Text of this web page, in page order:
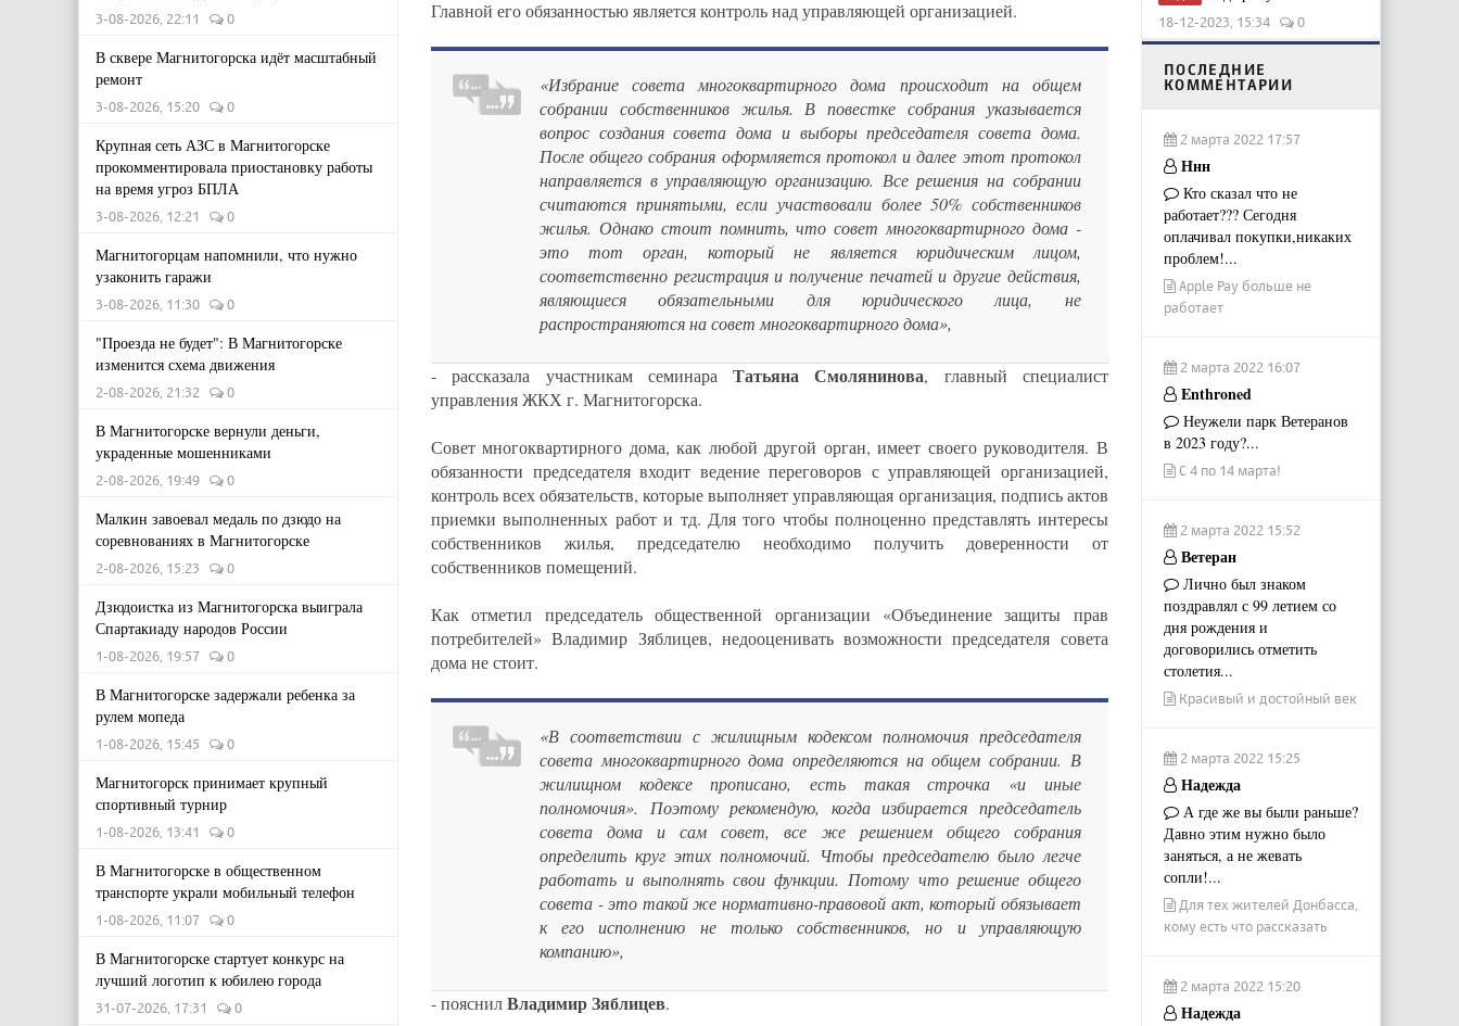
3-08-2026, 22:11 0
В сквере Магнитогорска идёт масштабный
ремонт
3-08-2026, 15:20 0
Крупная сеть АЗС в Магнитогорске
прокомментировала приостановку работы
на время угроз БПЛА
3-08-2026, 12:21 0
Магнитогорцам напомнили, что нужно
узаконить гаражи
3-08-2026, 11:30 0
"Проезда не будет": В Магнитогорске
изменится схема движения
2-08-2026, 21:32 0
В Магнитогорске вернули деньги,
украденные мошенниками
2-08-2026, 19:49 0
Малкин завоевал медаль по дзюдо на
соревнованиях в Магнитогорске
2-08-2026, 15:23 0
Дзюдоистка из Магнитогорска выиграла
Спартакиаду народов России
1-08-2026, 19:57 0
В Магнитогорске задержали ребенка за
рулем мопеда
1-08-2026, 15:45 0
Магнитогорск принимает крупный
спортивный турнир
1-08-2026, 13:41 0
В Магнитогорске в общественном
транспорте украли мобильный телефон
1-08-2026, 11:07 0
В Магнитогорске стартует конкурс на
лучший логотип к юбилею города
31-07-2026, 17:31 0
Главной его обязанностью является контроль над управляющей организацией.
«Избрание совета многоквартирного дома происходит на общем
собрании собственников жилья. В повестке собрания указывается
вопрос создания совета дома и выборы председателя совета дома.
После общего собрания оформляется протокол и далее этот протокол
направляется в управляющую организацию. Все решения на собрании
считаются принятыми, если участвовали более 50% собственников
жилья. Однако стоит помнить, что совет многоквартирного дома -
это тот орган, который не является юридическим лицом,
соответственно регистрация и получение печатей и другие действия,
являющиеся обязательными для юридического лица, не
распространяются на совет многоквартирного дома»,
- рассказала участникам семинара Татьяна Смолянинова, главный специалист
управления ЖКХ г. Магнитогорска.
Совет многоквартирного дома, как любой другой орган, имеет своего руководителя. В
обязанности председателя входит ведение переговоров с управляющей организацией,
контроль всех обязательств, которые выполняет управляющая организация, подпись актов
приемки выполненных работ и тд. Для того чтобы полноценно представлять интересы
собственников жилья, председателю необходимо получить доверенности от
собственников помещений.
Как отметил председатель общественной организации «Объединение защиты прав
потребителей» Владимир Зяблицев, недооценивать возможности председателя совета
дома не стоит.
«В соответствии с жилищным кодексом полномочия председателя
совета многоквартирного дома определяются на общем собрании. В
жилищном кодексе прописано, есть такая строчка «и иные
полномочия». Поэтому рекомендую, когда избирается председатель
совета дома и сам совет, все же решением общего собрания
определить круг этих полномочий. Чтобы председателю было легче
работать и выполнять свои функции. Потому что решение общего
совета - это такой же нормативно-правовой акт, который обязывает
к его исполнению не только собственников, но и управляющую
компанию»,
- пояснилВладимир Зяблицев.
18-12-2023, 15:34 0
ПОСЛЕДНИЕ
КОММЕНТАРИИ
2 марта 2022 17:57
Ннн
Кто сказал что не
работает??? Сегодня
оплачивал покупки,никаких
проблем!...
Apple Pay больше не
работает
2 марта 2022 16:07
Enthroned
Неужели парк Ветеранов
в 2023 году?...
С 4 по 14 марта!
2 марта 2022 15:52
Ветеран
Лично был знаком
поздравлял с 99 летием со
дня рождения и
договорились отметить
столетия...
Красивый и достойный век
2 марта 2022 15:25
Надежда
А где же вы были раньше?
Давно этим нужно было
заняться, а не жевать
сопли!...
Для тех жителей Донбасса,
кому есть что рассказать
2 марта 2022 15:20
Надежда